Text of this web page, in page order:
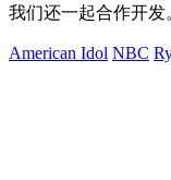
我们还一起合作开
American Idol NBC